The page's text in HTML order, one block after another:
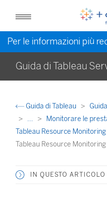
Per le informazioni più
Guida di Tableau
Guida di Tableau
...
Monitorare le
Tableau Resource Monitoring
Tableau Resource Monitoring
IN QUESTO ARTICOLO